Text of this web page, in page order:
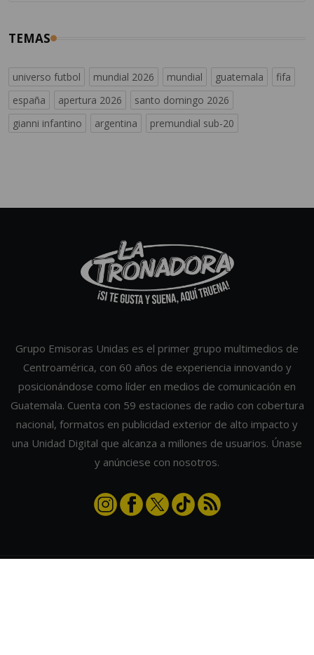
TEMAS
universo futbol mundial 2026 mundial guatemala
fifa
españa
apertura 2026
santo domingo 2026
gianni infantino
argentina premundial sub-20
Grupo Emisoras Unidas es el primer grupo multimedios de
Centroamérica, con 60 años de experiencia innovando y
posicionándose como líder en medios de comunicación en
Guatemala. Cuenta con 59 estaciones de radio con cobertura
nacional, formatos en publicidad exterior de alto impacto y
una Unidad Digital que alcanza a millones de usuarios. Únase
y anúnciese con nosotros.